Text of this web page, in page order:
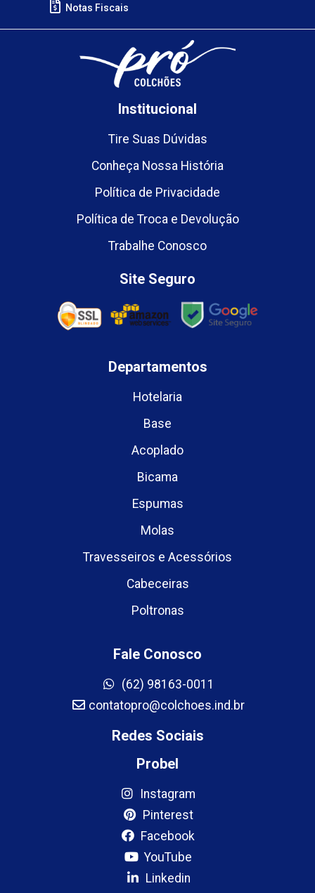
Notas Fiscais
Institucional
Tire Suas Dúvidas
Conheça Nossa História
Política de Privacidade
Política de Troca e Devolução
Trabalhe Conosco
Site Seguro
Departamentos
Hotelaria
Base
Acoplado
Bicama
Espumas
Molas
Travesseiros e Acessórios
Cabeceiras
Poltronas
Fale Conosco
(62) 98163-0011
contatopro@colchoes.ind.br
Redes Sociais
Probel
Instagram
Pinterest
Facebook
YouTube
Linkedin